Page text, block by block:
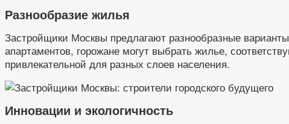
Разнообразие жилья
Застройщики Москвы предлагают разнообразные
апартаментов, горожане могут выбрать жилье,
привлекательной для разных слоев населения.
Инновации и экологичность